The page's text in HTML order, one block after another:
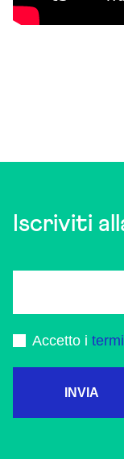
Iscriviti
Accetto i
INVIA